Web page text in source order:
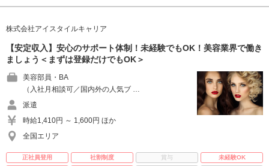
株式会社アイスタイルキャリア
【安定収入】安心のサポート体制！未経験でもOK！美容業界で働き
ましょう＜まずは登録だけでもOK＞
美容部員・BA
（入社月相談可／国内外の人気ブ …
派遣
時給1,410円 ～ 1,600円 ほか
全国エリア
正社員登用 社割制度 賞与
未経験OK